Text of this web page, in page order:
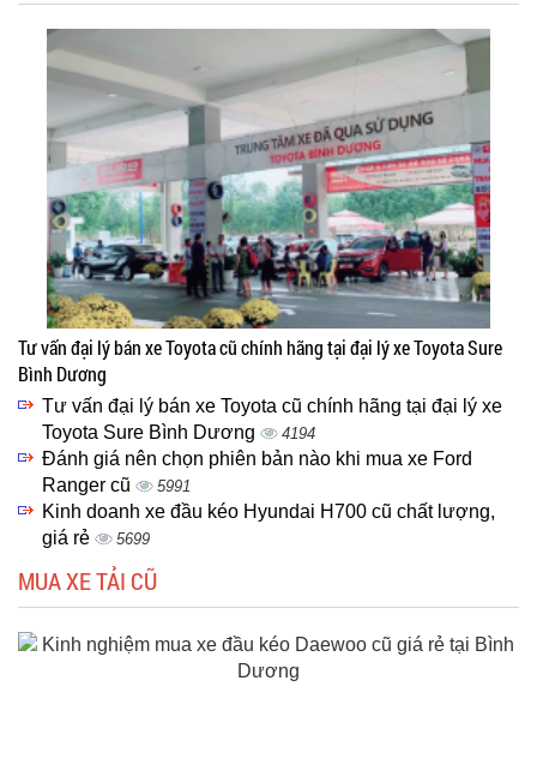
Tư vấn đại lý bán xe Toyota cũ chính hãng tại đại lý xe Toyota Sure
Bình Dương
Tư vấn đại lý bán xe Toyota cũ chính hãng tại đại lý xe
Toyota Sure Bình Dương
4194
Đánh giá nên chọn phiên bản nào khi mua xe Ford
Ranger cũ
5991
Kinh doanh xe đầu kéo Hyundai H700 cũ chất lượng,
giá rẻ
5699
MUA XE TẢI CŨ